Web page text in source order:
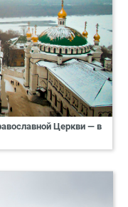
Церкви — в